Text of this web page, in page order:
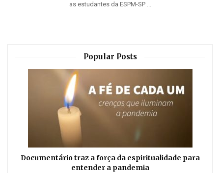
as estudantes da ESPM-SP ...
Popular Posts
Documentário traz a força da espiritualidade para
entender a pandemia